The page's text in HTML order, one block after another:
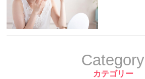
Category
カテゴリー